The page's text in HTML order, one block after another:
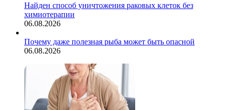
Найден способ уничтожения раковых клеток без
химиотерапии
06.08.2026
Почему даже полезная рыба может быть опасной
06.08.2026